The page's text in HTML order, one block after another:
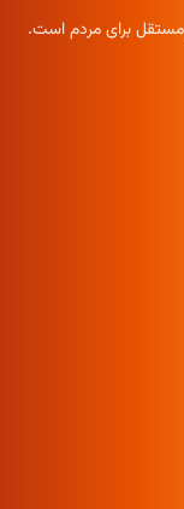
برای مردم است.